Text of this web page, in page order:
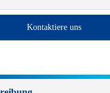
101 - 1000 1001 - 10000
Kontaktiere uns